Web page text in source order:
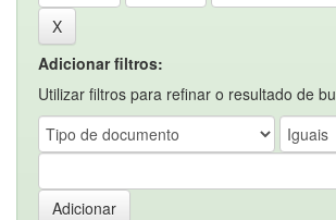
Adicionar filtros:
Utilizar filtros para refinar o resultado de